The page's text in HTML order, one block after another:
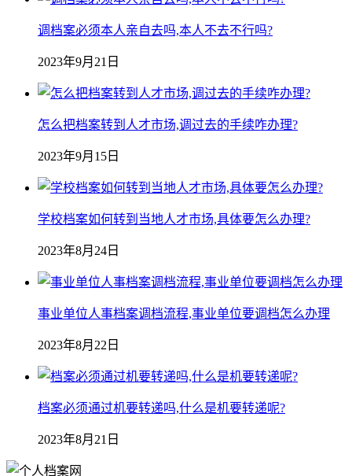
调档案必须本人亲自去吗,本人不去不行吗?
2023年9月21日
怎么把档案转到人才市场,调过去的手续咋办理?
2023年9月15日
学校档案如何转到当地人才市场,具体要怎么办理?
2023年8月24日
事业单位人事档案调档流程,事业单位要调档怎么办理
2023年8月22日
档案必须通过机要转递吗,什么是机要转递呢?
2023年8月21日